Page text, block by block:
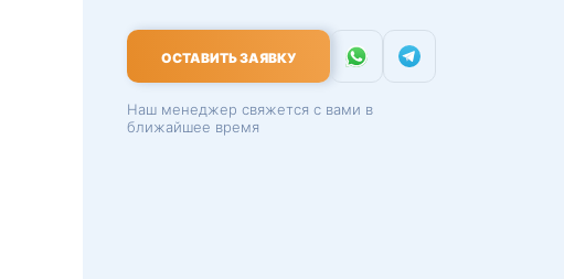
ОСТАВИТЬ ЗАЯВКУ
Наш менеджер свяжется с вами в
ближайшее время